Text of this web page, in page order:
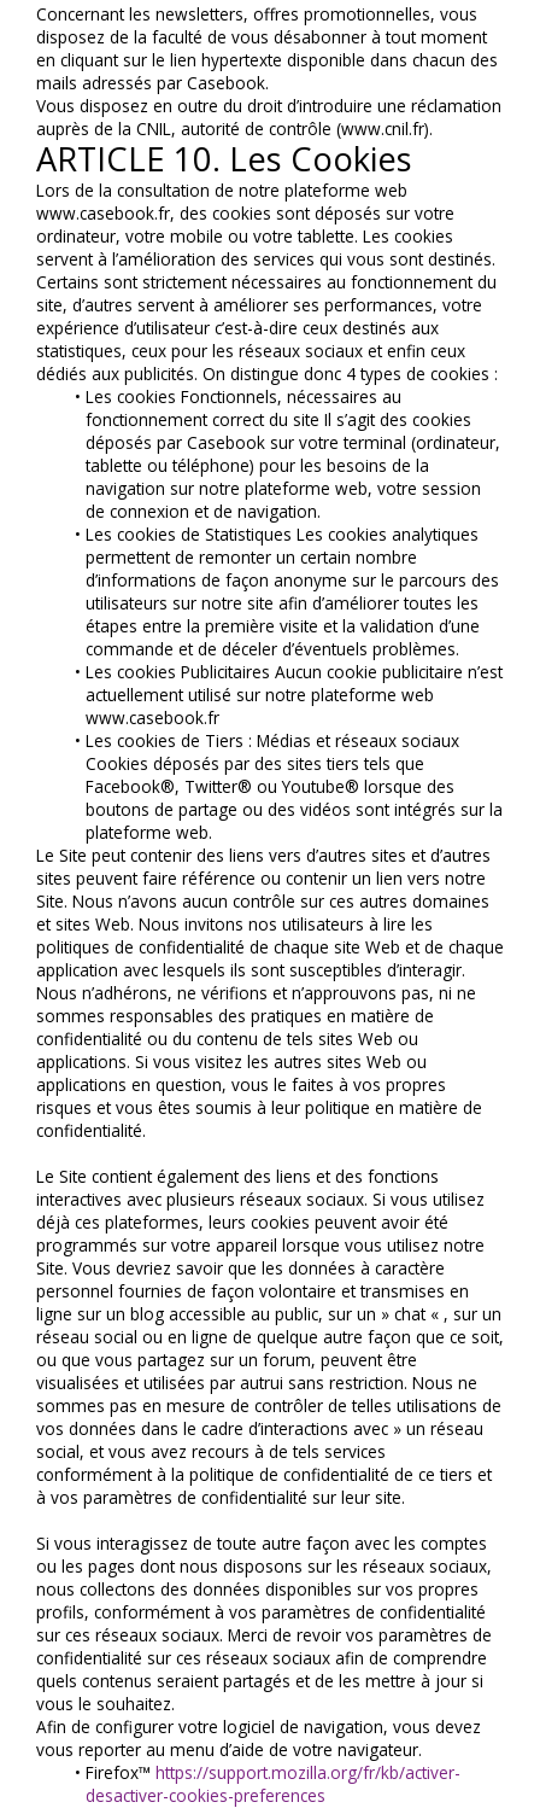
Concernant les newsletters, offres promotionnelles, vous
disposez de la faculté de vous désabonner à tout moment
en cliquant sur le lien hypertexte disponible dans chacun des
mails adressés par Casebook.
Vous disposez en outre du droit d’introduire une réclamation
auprès de la CNIL, autorité de contrôle (www.cnil.fr).
ARTICLE 10. Les Cookies
Lors de la consultation de notre plateforme web
www.casebook.fr, des cookies sont déposés sur votre
ordinateur, votre mobile ou votre tablette. Les cookies
servent à l’amélioration des services qui vous sont destinés.
Certains sont strictement nécessaires au fonctionnement du
site, d’autres servent à améliorer ses performances, votre
expérience d’utilisateur c’est-à-dire ceux destinés aux
statistiques, ceux pour les réseaux sociaux et enfin ceux
dédiés aux publicités. On distingue donc 4 types de cookies :
Les cookies Fonctionnels, nécessaires au
fonctionnement correct du site Il s’agit des cookies
déposés par Casebook sur votre terminal (ordinateur,
tablette ou téléphone) pour les besoins de la
navigation sur notre plateforme web, votre session
de connexion et de navigation.
Les cookies de Statistiques Les cookies analytiques
permettent de remonter un certain nombre
d’informations de façon anonyme sur le parcours des
utilisateurs sur notre site afin d’améliorer toutes les
étapes entre la première visite et la validation d’une
commande et de déceler d’éventuels problèmes.
Les cookies Publicitaires Aucun cookie publicitaire n’est
actuellement utilisé sur notre plateforme web
www.casebook.fr
Les cookies de Tiers : Médias et réseaux sociaux
Cookies déposés par des sites tiers tels que
Facebook®, Twitter® ou Youtube® lorsque des
boutons de partage ou des vidéos sont intégrés sur la
plateforme web.
Le Site peut contenir des liens vers d’autres sites et d’autres
sites peuvent faire référence ou contenir un lien vers notre
Site. Nous n’avons aucun contrôle sur ces autres domaines
et sites Web. Nous invitons nos utilisateurs à lire les
politiques de confidentialité de chaque site Web et de chaque
application avec lesquels ils sont susceptibles d’interagir.
Nous n’adhérons, ne vérifions et n’approuvons pas, ni ne
sommes responsables des pratiques en matière de
confidentialité ou du contenu de tels sites Web ou
applications. Si vous visitez les autres sites Web ou
applications en question, vous le faites à vos propres
risques et vous êtes soumis à leur politique en matière de
confidentialité.
Le Site contient également des liens et des fonctions
interactives avec plusieurs réseaux sociaux. Si vous utilisez
déjà ces plateformes, leurs cookies peuvent avoir été
programmés sur votre appareil lorsque vous utilisez notre
Site. Vous devriez savoir que les données à caractère
personnel fournies de façon volontaire et transmises en
ligne sur un blog accessible au public, sur un » chat « , sur un
réseau social ou en ligne de quelque autre façon que ce soit,
ou que vous partagez sur un forum, peuvent être
visualisées et utilisées par autrui sans restriction. Nous ne
sommes pas en mesure de contrôler de telles utilisations de
vos données dans le cadre d’interactions avec » un réseau
social, et vous avez recours à de tels services
conformément à la politique de confidentialité de ce tiers et
à vos paramètres de confidentialité sur leur site.
Si vous interagissez de toute autre façon avec les comptes
ou les pages dont nous disposons sur les réseaux sociaux,
nous collectons des données disponibles sur vos propres
profils, conformément à vos paramètres de confidentialité
sur ces réseaux sociaux. Merci de revoir vos paramètres de
confidentialité sur ces réseaux sociaux afin de comprendre
quels contenus seraient partagés et de les mettre à jour si
vous le souhaitez.
Afin de configurer votre logiciel de navigation, vous devez
vous reporter au menu d’aide de votre navigateur.
Firefox™ https://support.mozilla.org/fr/kb/activer-
desactiver-cookies-preferences